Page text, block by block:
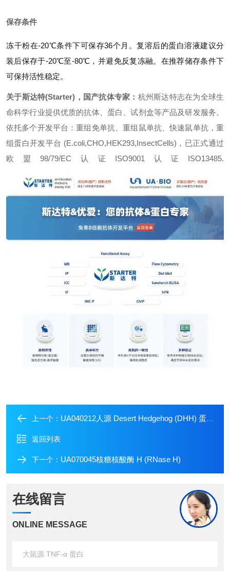
保存条件
冻干粉在-20℃条件下可保存36个月。复溶后的蛋白溶液建议分
装后保存于-20℃至-80℃，并避免反复冻融。在推荐储存条件下
可保持活性稳定。
关于斯达特(Starter)，国产抗体专家： 杭州斯达特志在为全球生
命科学行业提供优质的抗体、蛋白、试剂盒等产品及研发服务。
依托多个开发平台：重组免单抗、重组鼠单抗、快速鼠单抗，重
组蛋白开发平台 (E.coli,CHO,HEK293,InsectCells)，已正式通过
欧盟98/79/EC认证ISO9001认证ISO13485.
上一个： UA040212人源 Desert Hedgehog (DHH) 蛋白
返回列表
下一个： UA070045核糖核酸酶 H (RNase H)
在线留言
ONLINE MESSAGE